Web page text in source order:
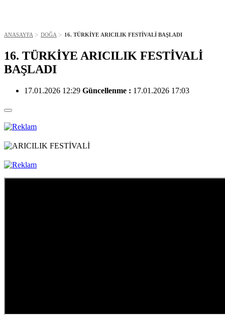
ANASAYFA DOĞA 16. TÜRKİYE ARICILIK FESTİVALİ BAŞLADI
16. TÜRKİYE ARICILIK FESTİVALİ
BAŞLADI
17.01.2026 12:29 Güncellenme : 17.01.2026 17:03